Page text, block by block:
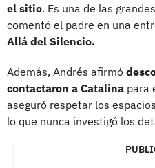
el sitio. Es una de las
comentó el padre en una
Allá del Silencio.
Además, Andrés afirmó
contactaron a Catalina para
aseguró respetar los
lo que nunca investigó los